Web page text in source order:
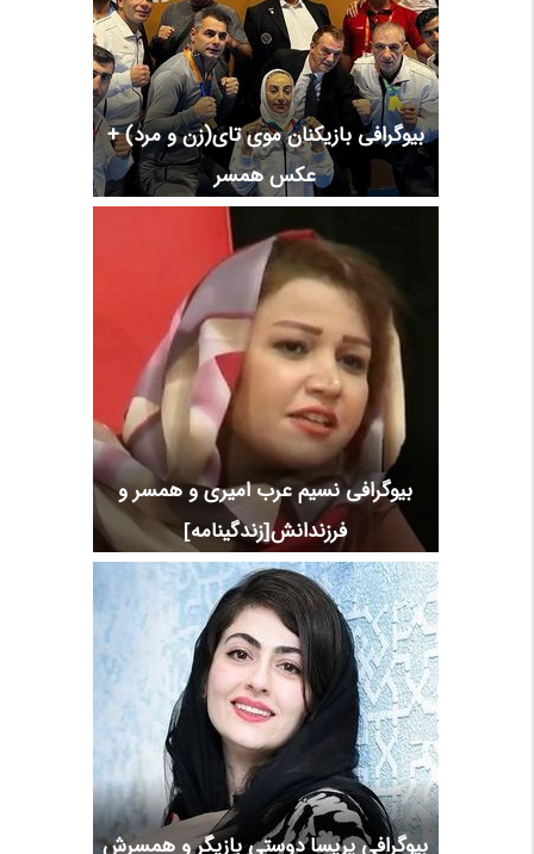
بیوگرافی بازیکنان موی تای(زن و مرد) +
عکس همسر
بیوگرافی نسیم عرب امیری و همسر و
فرزندانش[زندگینامه]
بیوگرافی پریسا دوستی بازیگر و همسرش